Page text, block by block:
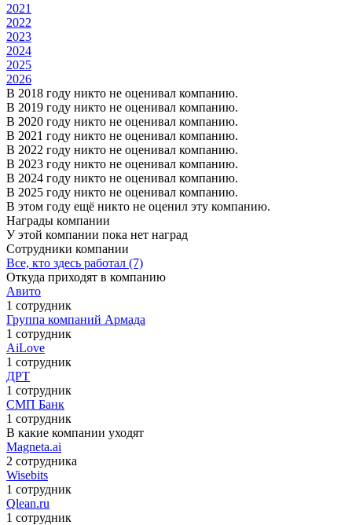
2021
2022
2023
2024
2025
2026
В 2018 году никто не оценивал компанию.
В 2019 году никто не оценивал компанию.
В 2020 году никто не оценивал компанию.
В 2021 году никто не оценивал компанию.
В 2022 году никто не оценивал компанию.
В 2023 году никто не оценивал компанию.
В 2024 году никто не оценивал компанию.
В 2025 году никто не оценивал компанию.
В этом году ещё никто не оценил эту компанию.
Награды компании
У этой компании пока нет наград
Сотрудники компании
Все, кто здесь работал (7)
Откуда приходят в компанию
Авито
1 сотрудник
Группа компаний Армада
1 сотрудник
AiLove
1 сотрудник
ДРТ
1 сотрудник
СМП Банк
1 сотрудник
В какие компании уходят
Magneta.ai
2 сотрудника
Wisebits
1 сотрудник
Qlean.ru
1 сотрудник